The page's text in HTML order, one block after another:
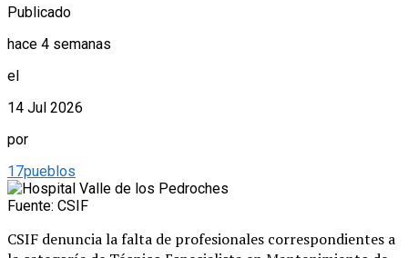
Publicado
hace 4 semanas
el
14 Jul 2026
por
17pueblos
Fuente: CSIF
CSIF denuncia la falta de profesionales correspondientes a